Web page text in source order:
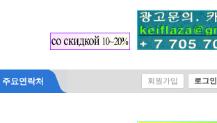
주요연락처 회원가입 로그인